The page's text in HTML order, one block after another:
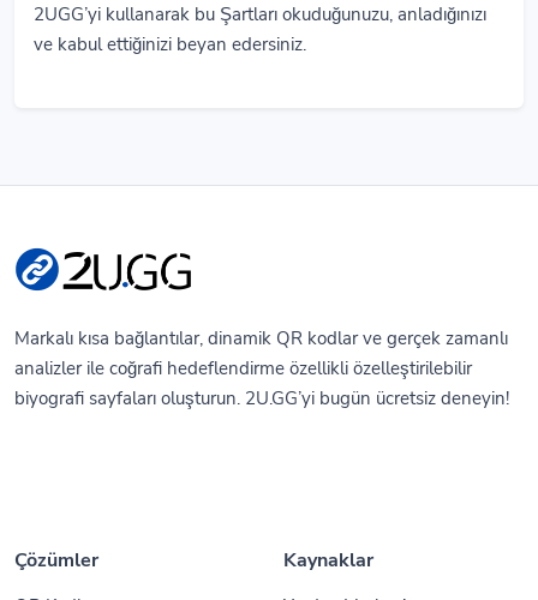
2UGG’yi kullanarak bu Şartları okuduğunuzu, anladığınızı
ve kabul ettiğinizi beyan edersiniz.
Markalı kısa bağlantılar, dinamik QR kodlar ve gerçek zamanlı
analizler ile coğrafi hedeflendirme özellikli özelleştirilebilir
biyografi sayfaları oluşturun. 2U.GG’yi bugün ücretsiz deneyin!
Çözümler Kaynaklar